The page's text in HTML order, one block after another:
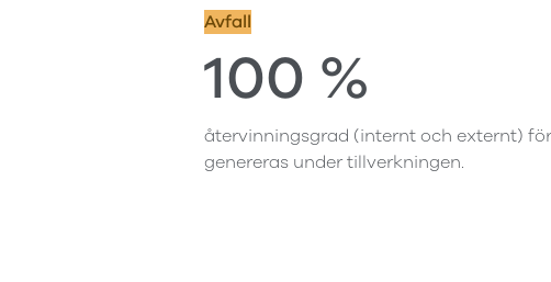
Avfall
100 %
återvinningsgrad (internt och externt)
genereras under tillverkningen.